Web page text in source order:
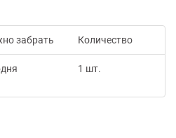
забрать Количество
1 шт.